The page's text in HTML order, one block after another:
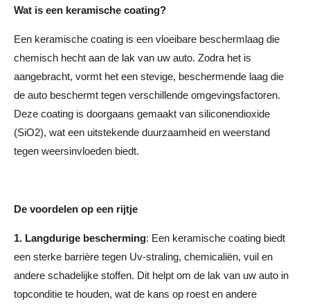
Wat is een keramische coating?
Een keramische coating is een vloeibare beschermlaag die
chemisch hecht aan de lak van uw auto. Zodra het is
aangebracht, vormt het een stevige, beschermende laag die
de auto beschermt tegen verschillende omgevingsfactoren.
Deze coating is doorgaans gemaakt van siliconendioxide
(SiO2), wat een uitstekende duurzaamheid en weerstand
tegen weersinvloeden biedt.
De voordelen op een rijtje
1. Langdurige bescherming: Een keramische coating biedt
een sterke barrière tegen Uv-straling, chemicaliën, vuil en
andere schadelijke stoffen. Dit helpt om de lak van uw auto in
topconditie te houden, wat de kans op roest en andere